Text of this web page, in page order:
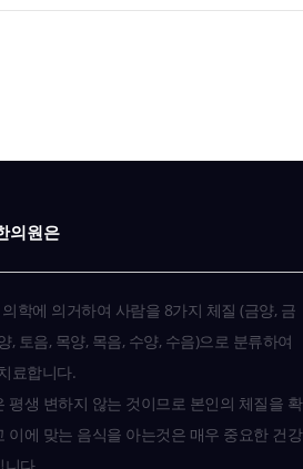
의원은
학에 의거하여 사람을 8가지 체질 (금양, 금
, 토음, 목양, 목음, 수양, 수음)으로 분류하여
료합니다.
평생 변하지 않는 것이므로 본인의 체질을 확
이에 맞는 음식을 아는것은 매우 중요한 건강